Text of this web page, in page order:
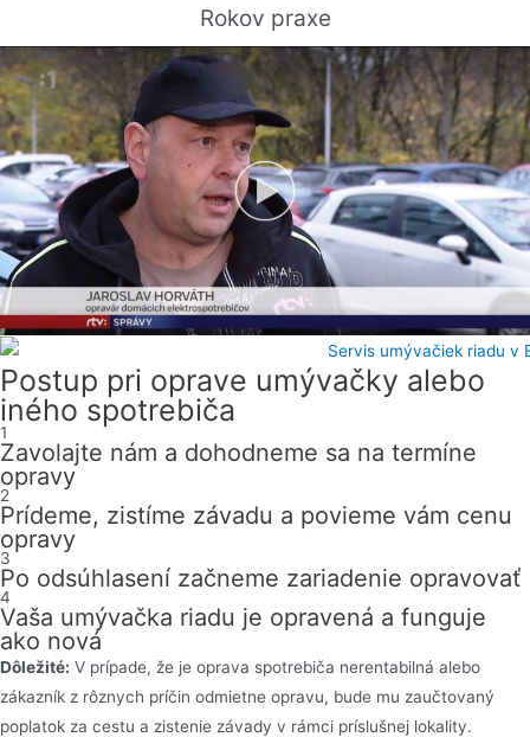
Rokov praxe
Postup pri oprave umývačky alebo
iného spotrebiča
1
Zavolajte nám a dohodneme sa na termíne
opravy
2
Prídeme, zistíme závadu a povieme vám cenu
opravy
3
Po odsúhlasení začneme zariadenie opravovať
4
Vaša umývačka riadu je opravená a funguje
ako nová
Dôležité: V prípade, že je oprava spotrebiča nerentabilná alebo
zákazník z rôznych príčin odmietne opravu, bude mu zaučtovaný
poplatok za cestu a zistenie závady v rámci príslušnej lokality.